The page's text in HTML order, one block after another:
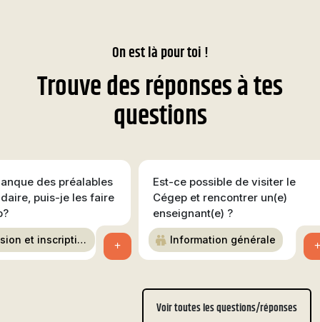
On est là pour toi !
Trouve des réponses à tes
questions
des préalables
puis-je les faire
et inscriptio +
Est-ce possible de visiter le
Cégep et rencontrer un(e)
enseignant(e) ?
Information générale +
Voir toutes les questions/réponses